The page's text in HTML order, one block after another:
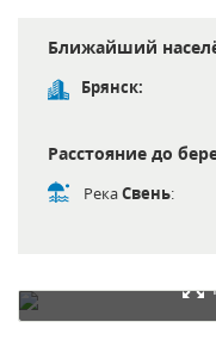
Ближайший
Брянск:
Расстояние до
РекаСвень: